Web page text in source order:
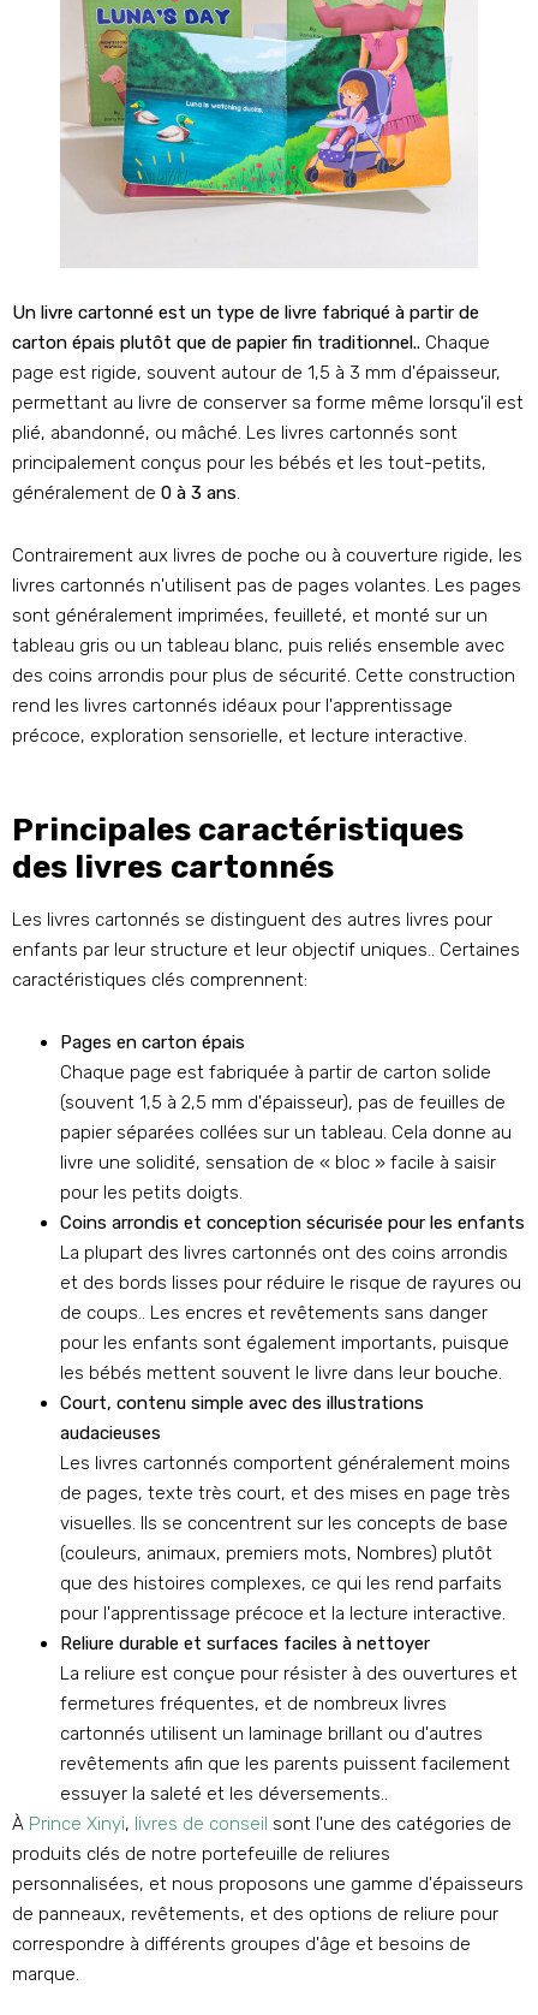
Un livre cartonné est un type de livre fabriqué à partir de
carton épais plutôt que de papier fin traditionnel.. Chaque
page est rigide, souvent autour de 1,5 à 3 mm d'épaisseur,
permettant au livre de conserver sa forme même lorsqu'il est
plié, abandonné, ou mâché. Les livres cartonnés sont
principalement conçus pour les bébés et les tout-petits,
généralement de 0 à 3 ans.
Contrairement aux livres de poche ou à couverture rigide, les
livres cartonnés n'utilisent pas de pages volantes. Les pages
sont généralement imprimées, feuilleté, et monté sur un
tableau gris ou un tableau blanc, puis reliés ensemble avec
des coins arrondis pour plus de sécurité. Cette construction
rend les livres cartonnés idéaux pour l'apprentissage
précoce, exploration sensorielle, et lecture interactive.
Principales caractéristiques
des livres cartonnés
Les livres cartonnés se distinguent des autres livres pour
enfants par leur structure et leur objectif uniques.. Certaines
caractéristiques clés comprennent:
Pages en carton épais
Chaque page est fabriquée à partir de carton solide
(souvent 1,5 à 2,5 mm d'épaisseur), pas de feuilles de
papier séparées collées sur un tableau. Cela donne au
livre une solidité, sensation de « bloc » facile à saisir
pour les petits doigts.
Coins arrondis et conception sécurisée pour les enfants
La plupart des livres cartonnés ont des coins arrondis
et des bords lisses pour réduire le risque de rayures ou
de coups.. Les encres et revêtements sans danger
pour les enfants sont également importants, puisque
les bébés mettent souvent le livre dans leur bouche.
Court, contenu simple avec des illustrations
audacieuses
Les livres cartonnés comportent généralement moins
de pages, texte très court, et des mises en page très
visuelles. Ils se concentrent sur les concepts de base
(couleurs, animaux, premiers mots, Nombres) plutôt
que des histoires complexes, ce qui les rend parfaits
pour l'apprentissage précoce et la lecture interactive.
Reliure durable et surfaces faciles à nettoyer
La reliure est conçue pour résister à des ouvertures et
fermetures fréquentes, et de nombreux livres
cartonnés utilisent un laminage brillant ou d'autres
revêtements afin que les parents puissent facilement
essuyer la saleté et les déversements..
À Prince Xinyi, livres de conseil sont l'une des catégories de
produits clés de notre portefeuille de reliures
personnalisées, et nous proposons une gamme d'épaisseurs
de panneaux, revêtements, et des options de reliure pour
correspondre à différents groupes d'âge et besoins de
marque.